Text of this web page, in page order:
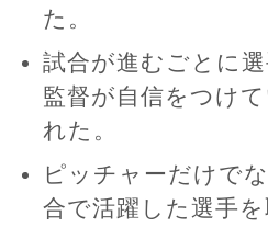
た。
試合が進むごとに選
監督が自信をつけ
れた。
ピッチャーだけで
合で活躍した選手